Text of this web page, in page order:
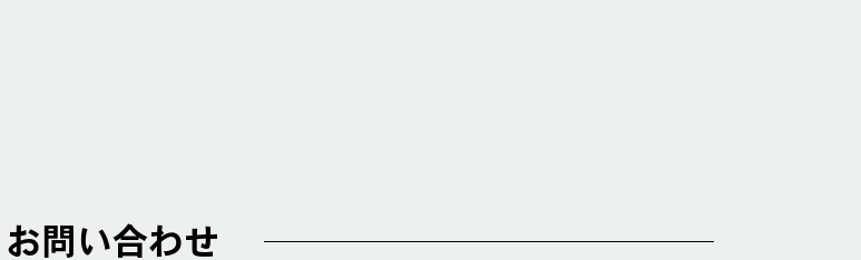
お問い合わせ